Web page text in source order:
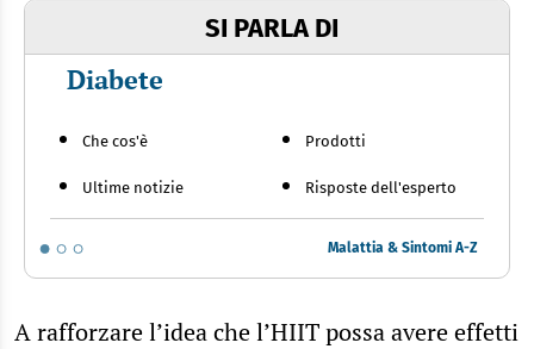
SI PARLA DI
Diabete
Che cos'è
Ultime notizie
Prodotti
Risposte dell'esperto
Malattia & Sintomi A-Z
A rafforzare l’idea che l’HIIT possa avere effetti